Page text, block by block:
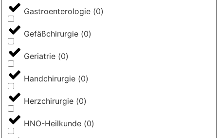
Gastroenterologie (0)
Gefäßchirurgie (0)
Geriatrie (0)
Handchirurgie (0)
Herzchirurgie (0)
HNO-Heilkunde (0)